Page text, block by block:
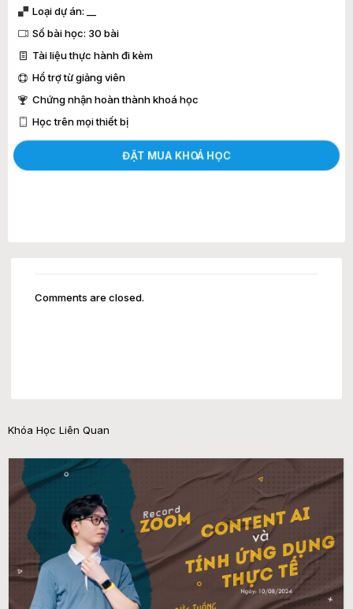
Loại dự án: __
Số bài học: 30 bài
Tài liệu thực hành đi kèm
Hổ trợ từ giảng viên
Chứng nhận hoàn thành khoá học
Học trên mọi thiết bị
ĐẶT MUA KHOÁ HỌC
Comments are closed.
Khóa Học Liên Quan